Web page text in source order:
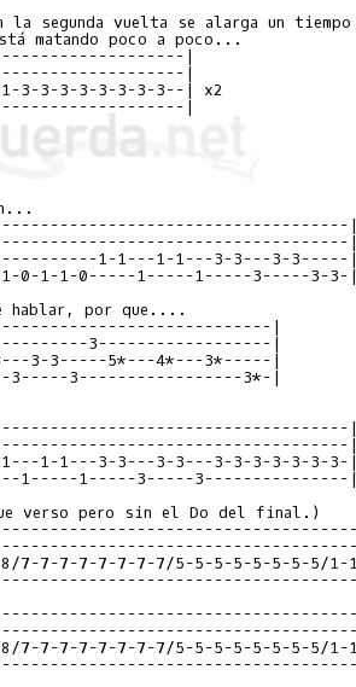
la segunda vuelta se alarga un
matando poco a poco...
|
|
3-3-3-3-3-3-3-3--| x2
|
1-1---1-1---3-3---3-3-----
1-0-1-1-0-----1-----1-----3-----3-3-
hablar, por que....
|
3------------------|
3-3-----5*---4*---3*-----|
3-----3-----------------3*-|
1-1---3-3---3-3---3-3-3-3-3-3-3-
1-----1-----3-----3---------------
verso pero sin el Do del final.)
7-7-7-7-7-7-7-7/5-5-5-5-5-5-5-5/
7-7-7-7-7-7-7-7/5-5-5-5-5-5-5-5/